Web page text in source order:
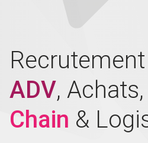
ADV, Achats,
Chain &